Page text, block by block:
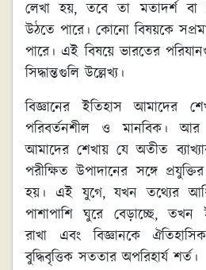
লেখা হয়, তবে তা মতাদর্শ বা
উঠতে পারে। কোনো বিষয়কে
পারে। এই বিষয়ে ভারতের
সিদ্ধান্তগুলি উল্লেখ্য।
বিজ্ঞানের ইতিহাস আমাদের
পরিবর্তনশীল ও মানবিক। আর
আমাদের শেখায় যে অতীত
পরীক্ষিত উপাদানের সঙ্গে
হয়। এই যুগে, যখন তথ্যের
পাশাপাশি ঘুরে বেড়াচ্ছে, তখন
রাখা এবং বিজ্ঞানকে
বুদ্ধিবৃত্তিক সততার অপরিহার্য শর্ত।